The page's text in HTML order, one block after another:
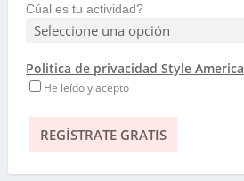
Cúal es tu actividad?
Politica de privacidad Style America
He leído y acepto